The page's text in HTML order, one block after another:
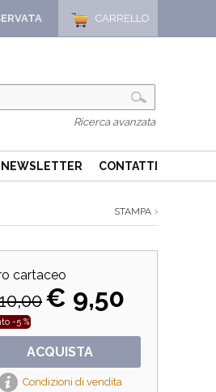
CARRELLO
Ricerca avanzata
NEWSLETTER CONTATTI
STAMPA
cartaceo
€ 9,50
-5 %
ACQUISTA
Condizioni di vendita